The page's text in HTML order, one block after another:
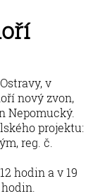
v
nový zvon,
Nepomucký.
projektu:
reg. č.
hodin a v 19